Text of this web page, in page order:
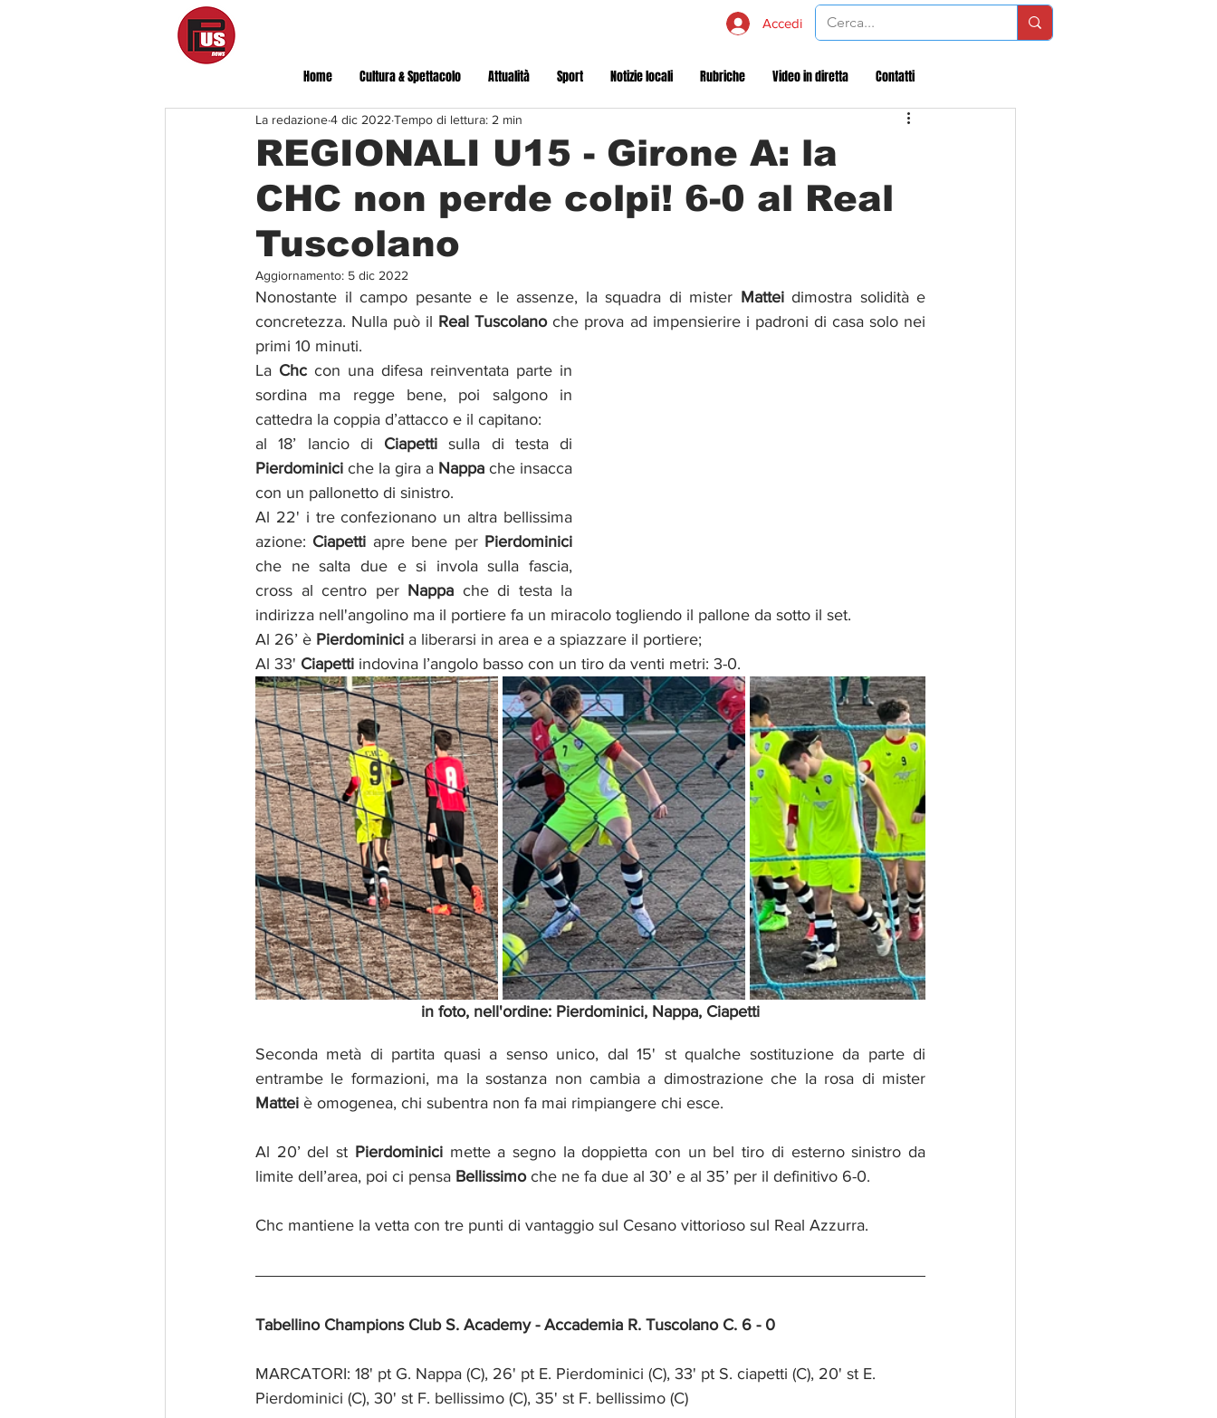
Accedi
Home Cultura & Spettacolo Attualità Sport Notizie locali Rubriche Video in diretta Contatti
REGIONALI U15 - Girone A: la
CHC non perde colpi! 6-0 al Real
Tuscolano
La redazione4 dic 2022 Tempo di lettura: 2 min
Aggiornamento: 5 dic 2022
Nonostante il campo pesante e le assenze, la squadra di mister Mattei dimostra solidità e
concretezza. Nulla può il Real Tuscolano che prova ad impensierire i padroni di casa solo nei
primi 10 minuti.
La Chc con una difesa reinventata parte in
sordina ma regge bene, poi salgono in
cattedra la coppia d’attacco e il capitano:
al 18’ lancio di Ciapetti
Pierdominici che la gira a Nappa che insacca
con un pallonetto di sinistro.
Al 22' i tre confezionano un altra bellissima
azione: Ciapetti apre bene per Pierdominici
che ne salta due e si invola sulla fascia,
cross al centro per Nappa che di testa la
indirizza nell'angolino ma il portiere fa un miracolo togliendo il pallone da sotto il set.
Al 26’ è Pierdominici a liberarsi in area e a spiazzare il portiere;
Al 33' Ciapetti indovina l’angolo basso con un tiro da venti metri: 3-0.
in foto, nell'ordine: Pierdominici, Nappa, Ciapetti
Seconda metà di partita quasi a senso unico, dal 15' st qualche sostituzione da parte di
Mattei è omogenea, chi subentra non fa mai rimpiangere chi esce.
Al 20’ del st Pierdominici mette a segno la doppietta con un bel tiro di esterno sinistro da
limite dell’area, poi ci pensa Bellissimo che ne fa due al 30’ e al 35’ per il definitivo 6-0.
Chc mantiene la vetta con tre punti di vantaggio sul Cesano vittorioso sul Real Azzurra.
Tabellino Champions Club S. Academy - Accademia R. Tuscolano C. 6 - 0
MARCATORI: 18' pt G. Nappa (C), 26' pt E. Pierdominici (C), 33' pt S. ciapetti (C), 20' st E.
Pierdominici (C), 30' st F. bellissimo (C), 35' st F. bellissimo (C)